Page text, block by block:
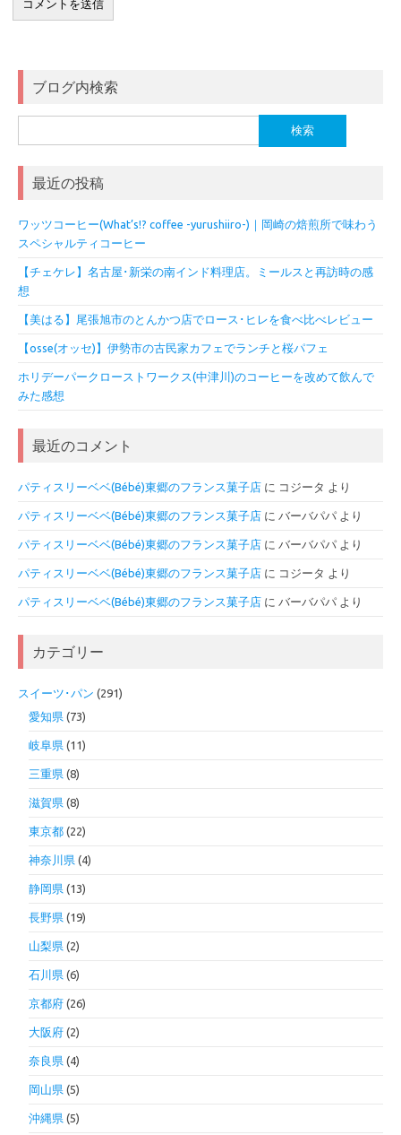
ブログ内検索
索:
最近の投稿
ワッツコーヒー(What’s!? coffee -yurushiiro-)｜岡崎の焙煎所で味わう
スペシャルティコーヒー
【チェケレ】名古屋･新栄の南インド料理店。ミールスと再訪時の感
想
【美はる】尾張旭市のとんかつ店でロース･ヒレを食べ比べレビュー
【osse(オッセ)】伊勢市の古民家カフェでランチと桜パフェ
ホリデーパークローストワークス(中津川)のコーヒーを改めて飲んで
みた感想
最近のコメント
パティスリーベベ(Bébé)東郷のフランス菓子店 に コジータ より
パティスリーベベ(Bébé)東郷のフランス菓子店 に バーバパパ より
パティスリーベベ(Bébé)東郷のフランス菓子店 に バーバパパ より
パティスリーベベ(Bébé)東郷のフランス菓子店 に コジータ より
パティスリーベベ(Bébé)東郷のフランス菓子店 に バーバパパ より
カテゴリー
スイーツ･パン (291)
愛知県 (73)
岐阜県 (11)
三重県 (8)
滋賀県 (8)
東京都 (22)
神奈川県 (4)
静岡県 (13)
長野県 (19)
山梨県 (2)
石川県 (6)
京都府 (26)
大阪府 (2)
奈良県 (4)
岡山県 (5)
沖縄県 (5)